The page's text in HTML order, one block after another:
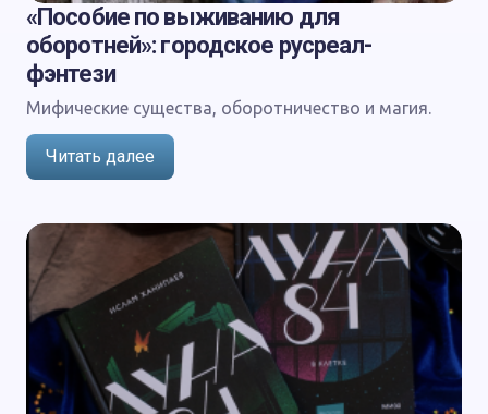
«Пособие по выживанию для
оборотней»: городское русреал-
фэнтези
Мифические существа, оборотничество и магия.
Читать далее